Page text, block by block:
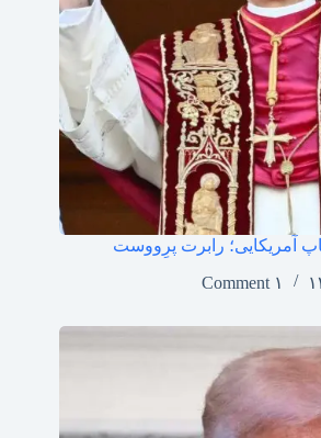
آمریکایی؛ رابرت پرِووست
۱ Comment